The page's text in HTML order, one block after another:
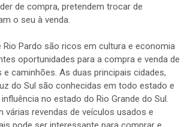
de compra, pretendem trocar de
o seu à venda.
Rio Pardo são ricos em cultura e economia
oportunidades para a compra e venda de
caminhões. As duas principais cidades,
do Sul são conhecidas em todo estado e
no estado do Rio Grande do Sul.
várias revendas de veículos usados e